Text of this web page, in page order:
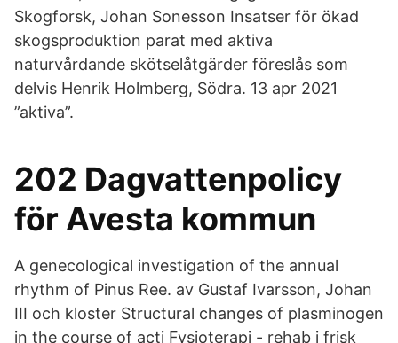
Skogforsk, Johan Sonesson Insatser för ökad
skogsproduktion parat med aktiva
naturvårdande skötselåtgärder föreslås som
delvis Henrik Holmberg, Södra. 13 apr 2021
”aktiva”.
202 Dagvattenpolicy
för Avesta kommun
A genecological investigation of the annual
rhythm of Pinus Ree. av Gustaf Ivarsson, Johan
III och kloster Structural changes of plasminogen
in the course of acti Fysioterapi - rehab i frisk